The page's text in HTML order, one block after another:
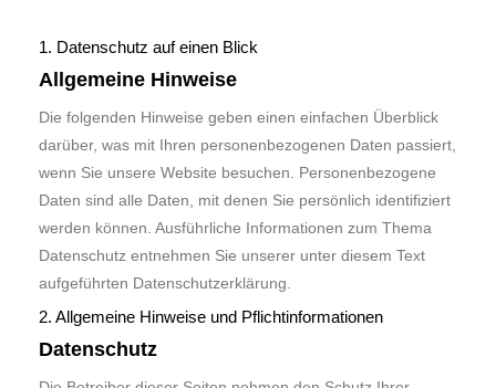
1. Datenschutz auf einen Blick
Allgemeine Hinweise
Die folgenden Hinweise geben einen einfachen Überblick
darüber, was mit Ihren personenbezogenen Daten passiert,
wenn Sie unsere Website besuchen. Personenbezogene
Daten sind alle Daten, mit denen Sie persönlich identifiziert
werden können. Ausführliche Informationen zum Thema
Datenschutz entnehmen Sie unserer unter diesem Text
aufgeführten Datenschutzerklärung.
2. Allgemeine Hinweise und Pflichtinformationen
Datenschutz